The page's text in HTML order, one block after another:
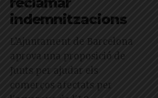
indemnitzacions
L’Ajuntament de Barcelona
aprova una proposició de
Junts per ajudar els
comerços afectats per